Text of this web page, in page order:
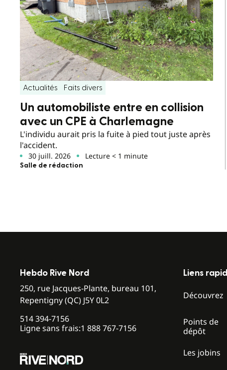
Actualités Faits divers
Un automobiliste entre en collision
avec un CPE à Charlemagne
L'individu aurait pris la fuite à pied tout juste après
l'accident.
30 juill. 2026 Lecture < 1 minute
Salle de rédaction
Hebdo Rive Nord
250, rue Jacques-Plante, bureau 101,
Repentigny (QC) J5Y 0L2
514 394-7156
Ligne sans frais:1 888 767-7156
Liens
Découvrez
Points de
dépôt
Les jobins